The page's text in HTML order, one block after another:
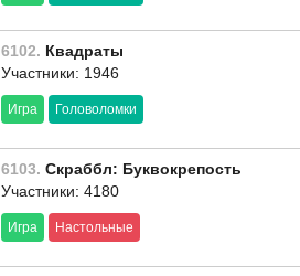
6102. Квадраты
Участники: 1946
Игра Головоломки
6103. Скраббл: Буквокрепость
Участники: 4180
Игра Настольные